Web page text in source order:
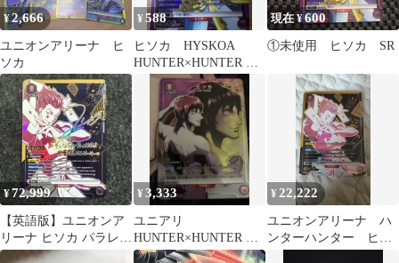
¥2,666
ユニオンアリーナ ヒ
ソカ
¥588
ヒソカ HYSKOA
HUNTER×HUNTER ス
ーパーレア SR HTR
現在 ¥600
①未使用 ヒソカ SR
¥72,999
【英語版】ユニオンア
リーナ ヒソカ パラレ
ル サイン入り
¥3,333
ユニアリ
HUNTER×HUNTER ヒ
ソカ R★ パラレル
¥22,222
ユニオンアリーナ ハ
ンターハンター ヒソ